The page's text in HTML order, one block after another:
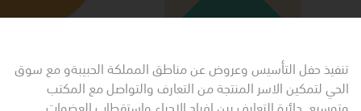
تنفيذ حفل التأسيس وعروض عن مناطق المملكة الحبيبةو مع سوق
الحي لتمكين الاسر المنتجة من التعارف والتواصل مع المكتب